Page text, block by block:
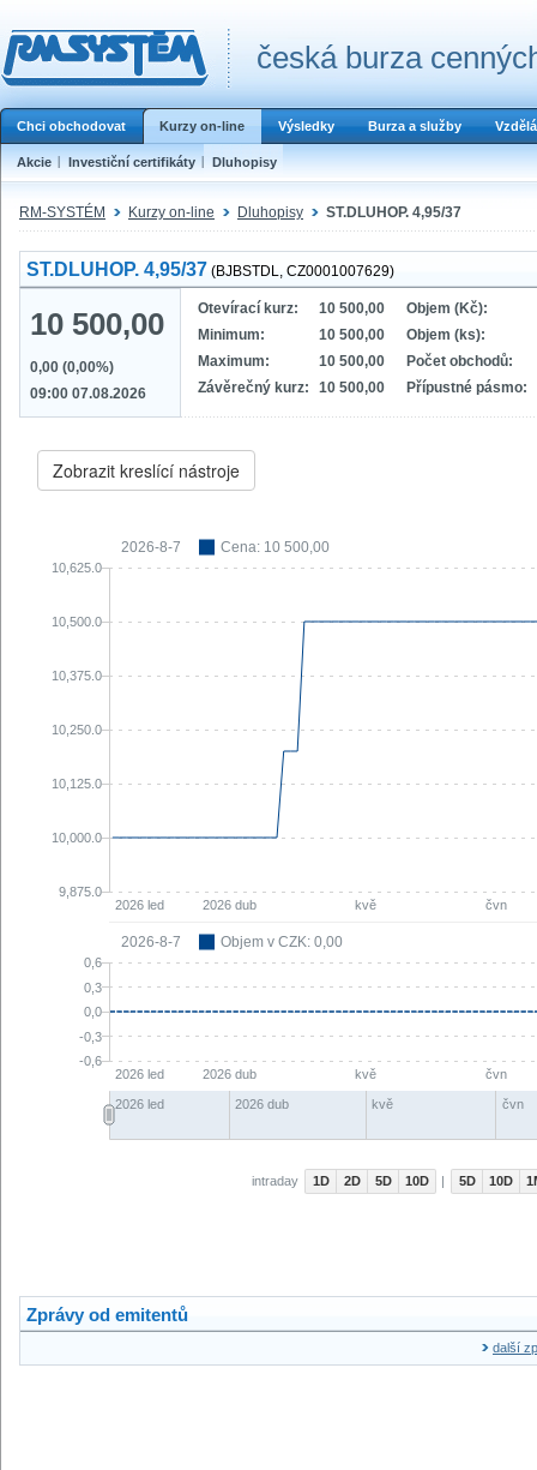
česká burza
Chci obchodovat Kurzy on-line Výsledky Burza a služby
Akcie Investiční certifikáty Dluhopisy
RM-SYSTÉM Kurzy on-line Dluhopisy ST.DLUHOP. 4,95/37
ST.DLUHOP. 4,95/37 (BJBSTDL, CZ0001007629)
10 500,00
0,00 (0,00%)
09:00 07.08.2026
Otevírací kurz: 10 500,00
Objem (Kč):
Minimum:
10 500,00
Objem (ks):
Maximum:
10 500,00
Počet obchodů:
Závěrečný kurz:
10 500,00 Přípustné pásmo:
Zprávy od emitentů
další